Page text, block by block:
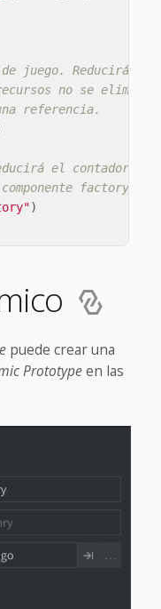
juego. Reducirá el
no se eliminan
referencia.
el contador de
factory,
)
puede crear una
Prototypeen las